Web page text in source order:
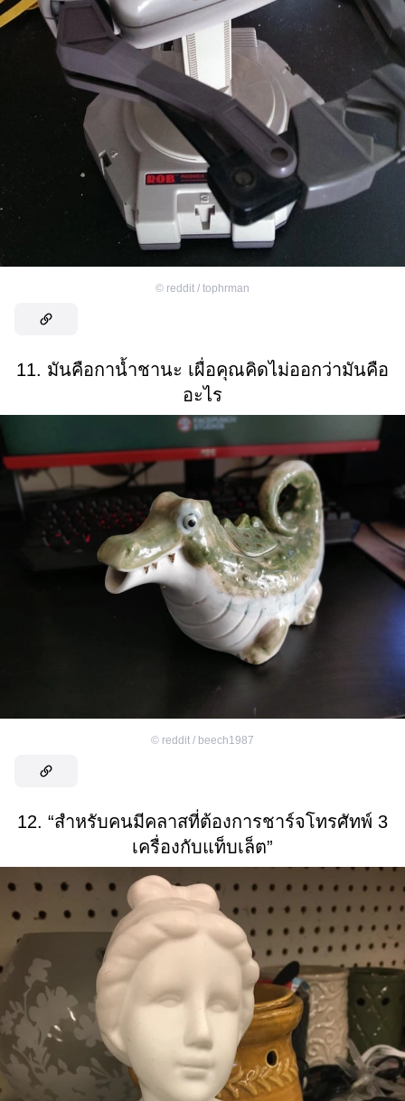
© reddit / tophrman
11. มันคือกาน้ำชานะ เผื่อคุณคิดไม่ออกว่ามันคือ
อะไร
© reddit / beech1987
12. “สำหรับคนมีคลาสที่ต้องการชาร์จโทรศัทพ์ 3
เครื่องกับแท็บเล็ต”